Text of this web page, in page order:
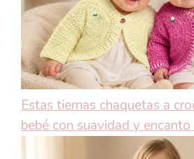
Estas tiernas chaquetas a
bebé con suavidad y